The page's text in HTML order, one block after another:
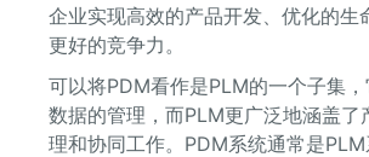
企业实现高效的产品开发、优化的生
更好的竞争力。
可以将PDM看作是PLM的一个子集
数据的管理，而PLM更广泛地涵盖了
理和协同工作。PDM系统通常是